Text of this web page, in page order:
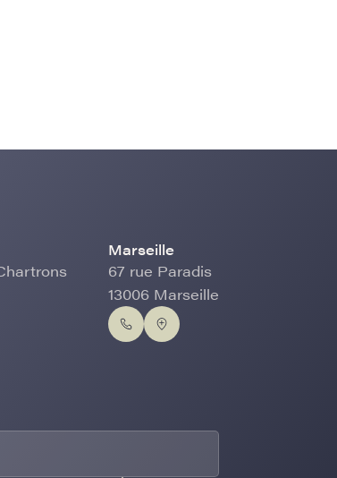
Marseille
67 rue Paradis
13006 Marseille